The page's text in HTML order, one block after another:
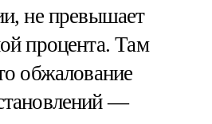
не превышает
процента. Там
обжалование
—